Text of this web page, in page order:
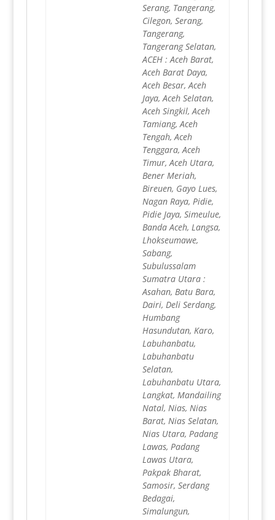
Serang, Tangerang,
Cilegon, Serang,
Tangerang,
Tangerang Selatan,
ACEH : Aceh Barat,
Aceh Barat Daya,
Aceh Besar, Aceh
Jaya, Aceh Selatan,
Aceh Singkil, Aceh
Tamiang, Aceh
Tengah, Aceh
Tenggara, Aceh
Timur, Aceh Utara,
Bener Meriah,
Bireuen, Gayo Lues,
Nagan Raya, Pidie,
Pidie Jaya, Simeulue,
Banda Aceh, Langsa,
Lhokseumawe,
Sabang,
Subulussalam
Sumatra Utara :
Asahan, Batu Bara,
Dairi, Deli Serdang,
Humbang
Hasundutan, Karo,
Labuhanbatu,
Labuhanbatu
Selatan,
Labuhanbatu Utara,
Langkat, Mandailing
Natal, Nias, Nias
Barat, Nias Selatan,
Nias Utara, Padang
Lawas, Padang
Lawas Utara,
Pakpak Bharat,
Samosir, Serdang
Bedagai,
Simalungun,